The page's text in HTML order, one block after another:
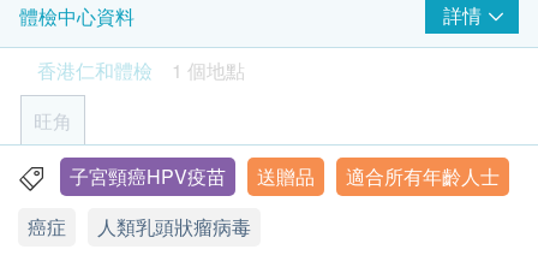
HPV 9合1疫苗接種 (加衛苗Gardasil 9合1 HPV 疫苗3
針)
由護士負責接種程序
報告
醫生諮詢
檢測則能在子宮頸細胞發生變化前識別有否感染
HPV特定基因型，從而作出變化前的風險評估。
2156 5857 或 Whatsapp 5726 4497 預約服務。
客戶於完成檢查後14工作天收到電子報告。 ( 星期
六、日及公眾假期不計算在內 ; 如遇惡劣天氣情況
運作，報告亦相應會延遲完成時間 )
請注意: 由2021年9月1日起訂購之身體檢查計劃或
疫苗計劃，有效期為3個月，逾期作廢。
由註冊護士負責疫苗接種程序。
體檢中心資料
詳情
香港仁和體檢
1 個地點
旺角
旺角亞皆老街8號朗豪坊辦公室大樓11樓
顯示地圖
子宮頸癌HPV疫苗 送贈品
適合所有年齡人士
癌症
人類乳頭狀瘤病毒